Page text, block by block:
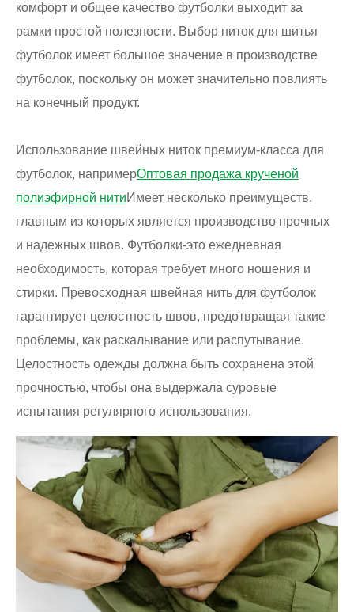
комфорт и общее качество футболки выходит за
рамки простой полезности. Выбор ниток для шитья
футболок имеет большое значение в производстве
футболок, поскольку он может значительно повлиять
на конечный продукт.
Использование швейных ниток премиум-класса для
футболок, напримерОптовая продажа крученой
полиэфирной нитиИмеет несколько преимуществ,
главным из которых является производство прочных
и надежных швов. Футболки-это ежедневная
необходимость, которая требует много ношения и
стирки. Превосходная швейная нить для футболок
гарантирует целостность швов, предотвращая такие
проблемы, как раскалывание или распутывание.
Целостность одежды должна быть сохранена этой
прочностью, чтобы она выдержала суровые
испытания регулярного использования.